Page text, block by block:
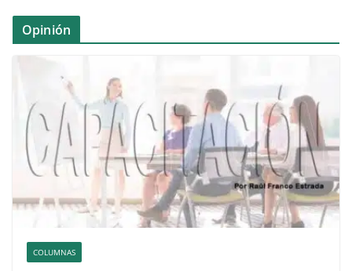
Opinión
COLUMNAS